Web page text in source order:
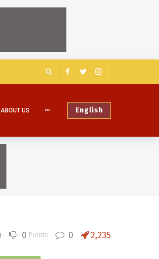
ABOUT US English
0 Points 0 2,235